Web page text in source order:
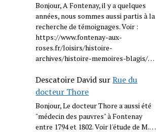
Bonjour, A Fontenay, il y a quelques
années, nous sommes aussi partis à la
recherche de témoignages. Voir :
https://www.fontenay-aux-
roses.fr/loisirs/histoire-
archives/histoire-memoires-blagis/…
Descatoire David surRue du
docteur Thore
Bonjour, Le docteur Thore a aussi été
"médecin des pauvres" à Fontenay
entre 1794 et 1802. Voir l'étude de M.…